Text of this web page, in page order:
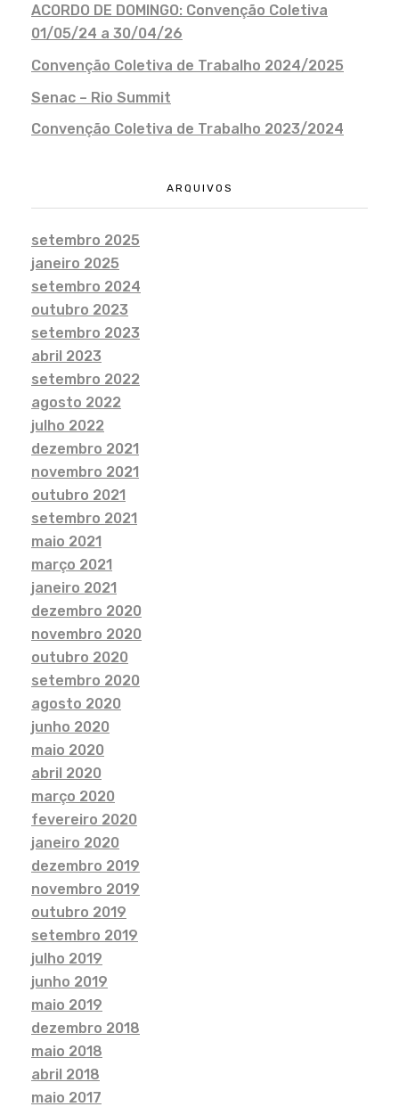
ACORDO DE DOMINGO: Convenção Coletiva
01/05/24 a 30/04/26
Convenção Coletiva de Trabalho 2024/2025
Senac – Rio Summit
Convenção Coletiva de Trabalho 2023/2024
ARQUIVOS
setembro 2025
janeiro 2025
setembro 2024
outubro 2023
setembro 2023
abril 2023
setembro 2022
agosto 2022
julho 2022
dezembro 2021
novembro 2021
outubro 2021
setembro 2021
maio 2021
março 2021
janeiro 2021
dezembro 2020
novembro 2020
outubro 2020
setembro 2020
agosto 2020
junho 2020
maio 2020
abril 2020
março 2020
fevereiro 2020
janeiro 2020
dezembro 2019
novembro 2019
outubro 2019
setembro 2019
julho 2019
junho 2019
maio 2019
dezembro 2018
maio 2018
abril 2018
maio 2017